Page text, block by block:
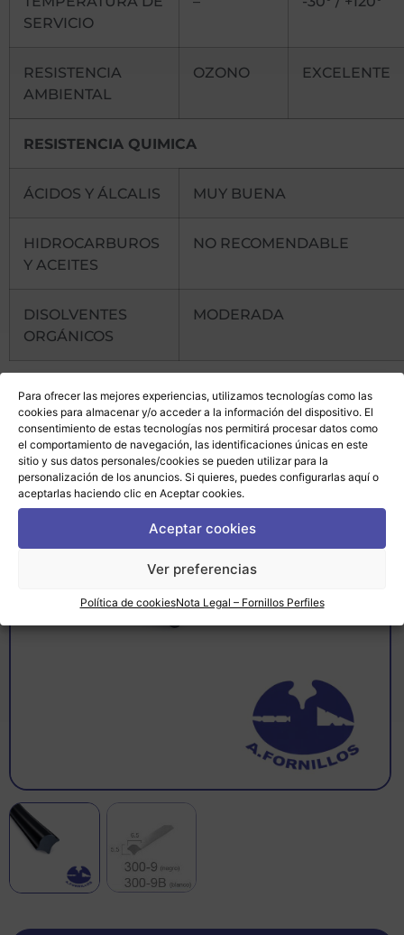
Para ofrecer las mejores experiencias, utilizamos tecnologías como las
cookies para almacenar y/o acceder a la información del dispositivo. El
consentimiento de estas tecnologías nos permitirá procesar datos como
el comportamiento de navegación, las identificaciones únicas en este
sitio y sus datos personales/cookies se pueden utilizar para la
personalización de los anuncios. Si quieres, puedes configurarlas aquí o
aceptarlas haciendo clic en Aceptar cookies.
Aceptar cookies
Ver preferencias
Política de cookiesNota Legal – Fornillos Perfiles
SERVICIO
RESISTENCIA
AMBIENTAL
OZONO EXCELENTE
RESISTENCIA QUIMICA
ÁCIDOS Y ÁLCALIS MUY BUENA
HIDROCARBUROS
Y ACEITES
NO RECOMENDABLE
DISOLVENTES
ORGÁNICOS
MODERADA
acristalamiento